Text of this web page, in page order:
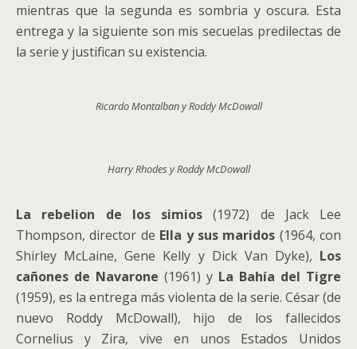
mientras que la segunda es sombria y oscura. Esta
entrega y la siguiente son mis secuelas predilectas de
la serie y justifican su existencia.
Ricardo Montalban y Roddy McDowall
Harry Rhodes y Roddy McDowall
La rebelion de los simios (1972) de Jack Lee
Thompson, director de Ella y sus maridos (1964, con
Shirley McLaine, Gene Kelly y Dick Van Dyke), Los
cañones de Navarone (1961) y La Bahía del Tigre
(1959), es la entrega más violenta de la serie. César (de
nuevo Roddy McDowall), hijo de los fallecidos
Cornelius y Zira, vive en unos Estados Unidos